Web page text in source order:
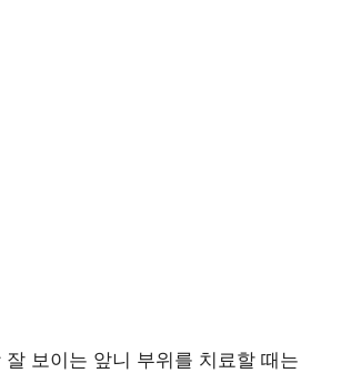
잘 보이는 앞니 부위를 치료할 때는